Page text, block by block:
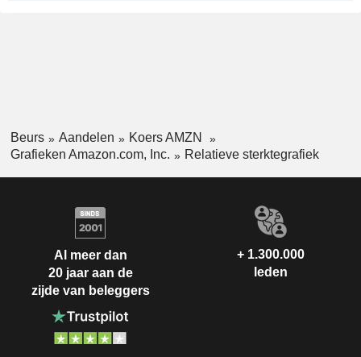
Beurs Aandelen
Koers AMZN
Grafieken Amazon.com, Inc.
Relatieve sterktegrafiek
Al meer dan
20 jaar aan de
zijde van beleggers
+ 1.300.000
leden